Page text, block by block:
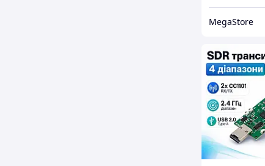
MegaStore